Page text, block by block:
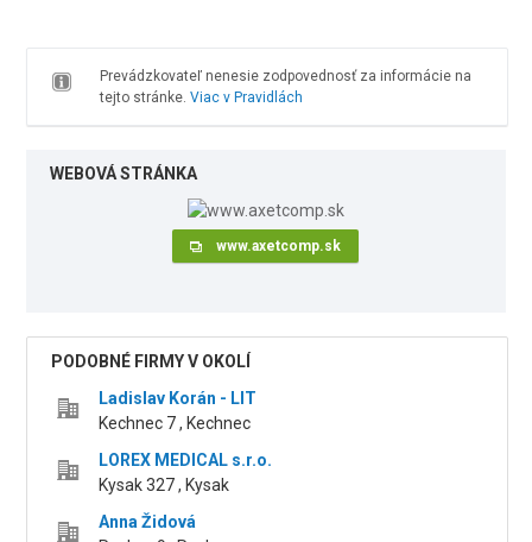
Prevádzkovateľ nenesie zodpovednosť za informácie na
tejto stránke. Viac v Pravidlách
WEBOVÁ STRÁNKA
www.axetcomp.sk
PODOBNÉ FIRMY V OKOLÍ
Ladislav Korán - LIT
Kechnec 7 , Kechnec
LOREX MEDICAL s.r.o.
Kysak 327 , Kysak
Anna Židová